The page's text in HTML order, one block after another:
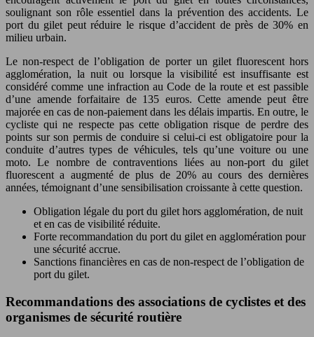
soulignant son rôle essentiel dans la prévention des accidents. Le
port du gilet peut réduire le risque d’accident de près de 30% en
milieu urbain.
Le non-respect de l’obligation de porter un gilet fluorescent hors
agglomération, la nuit ou lorsque la visibilité est insuffisante est
considéré comme une infraction au Code de la route et est passible
d’une amende forfaitaire de 135 euros. Cette amende peut être
majorée en cas de non-paiement dans les délais impartis. En outre, le
cycliste qui ne respecte pas cette obligation risque de perdre des
points sur son permis de conduire si celui-ci est obligatoire pour la
conduite d’autres types de véhicules, tels qu’une voiture ou une
moto. Le nombre de contraventions liées au non-port du gilet
fluorescent a augmenté de plus de 20% au cours des dernières
années, témoignant d’une sensibilisation croissante à cette question.
Obligation légale du port du gilet hors agglomération, de nuit
et en cas de visibilité réduite.
Forte recommandation du port du gilet en agglomération pour
une sécurité accrue.
Sanctions financières en cas de non-respect de l’obligation de
port du gilet.
Recommandations des associations de cyclistes et des
organismes de sécurité routière